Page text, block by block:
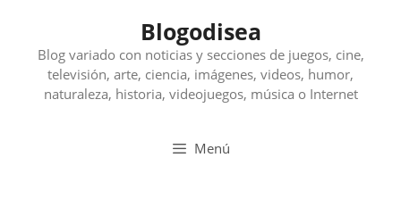
contenido
Blogodisea
Blog variado con noticias y secciones de juegos, cine,
televisión, arte, ciencia, imágenes, videos, humor,
naturaleza, historia, videojuegos, música o Internet
Menú